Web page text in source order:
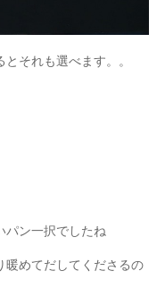
それも選べます。。
パン一択でしたね
暖めてだしてくださるの